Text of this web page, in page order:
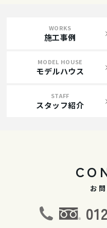
WORKS
施工事例
MODEL HOUSE
モデルハウス
STAFF
スタッフ紹介
お